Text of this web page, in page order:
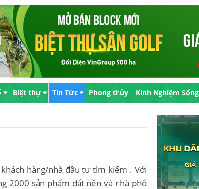
Biệt thự Tin Tức Phong thủy Kinh Nghiệm Sống
hàng/nhà đầu tư tìm kiếm . Với
2000 sản phẩm đất nền và nhà phố